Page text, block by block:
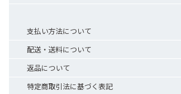
支払い方法について
配送・送料について
返品について
特定商取引法に基づく表記